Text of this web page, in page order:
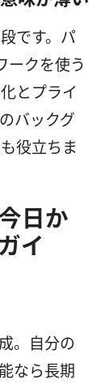
です。パ
ークを使う
とプライ
バックグ
役立ちま
日か
イ
。自分の
なら長期